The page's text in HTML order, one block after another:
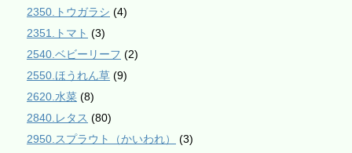
2350.トウガラシ (4)
2351.トマト (3)
2540.ベビーリーフ (2)
2550.ほうれん草 (9)
2620.水菜 (8)
2840.レタス (80)
2950.スプラウト（かいわれ）
(3)